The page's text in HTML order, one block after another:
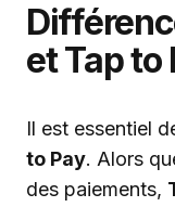
et Tap to
Il est essentiel
to Pay. Alors
des paiements,